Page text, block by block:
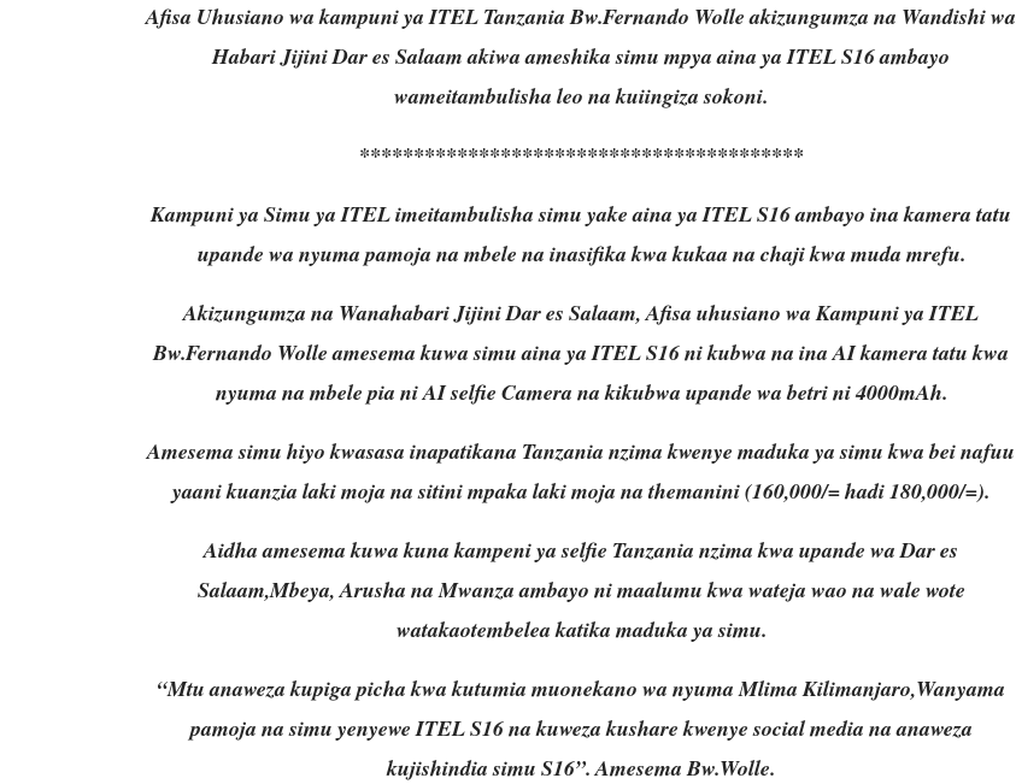
Afisa Uhusiano wa kampuni ya ITEL Tanzania Bw.Fernando Wolle akizungumza na Wandishi wa
Habari Jijini Dar es Salaam akiwa ameshika simu mpya aina ya ITEL S16 ambayo
wameitambulisha leo na kuiingiza sokoni.
*****************************************
Kampuni ya Simu ya ITEL imeitambulisha simu yake aina ya ITEL S16 ambayo ina kamera tatu
upande wa nyuma pamoja na mbele na inasifika kwa kukaa na chaji kwa muda mrefu.
Akizungumza na Wanahabari Jijini Dar es Salaam, Afisa uhusiano wa Kampuni ya ITEL
Bw.Fernando Wolle amesema kuwa simu aina ya ITEL S16 ni kubwa na ina AI kamera tatu kwa
nyuma na mbele pia ni AI selfie Camera na kikubwa upande wa betri ni 4000mAh.
Amesema simu hiyo kwasasa inapatikana Tanzania nzima kwenye maduka ya simu kwa bei nafuu
yaani kuanzia laki moja na sitini mpaka laki moja na themanini (160,000/= hadi 180,000/=).
Aidha amesema kuwa kuna kampeni ya selfie Tanzania nzima kwa upande wa Dar es
Salaam,Mbeya, Arusha na Mwanza ambayo ni maalumu kwa wateja wao na wale wote
watakaotembelea katika maduka ya simu.
“Mtu anaweza kupiga picha kwa kutumia muonekano wa nyuma Mlima Kilimanjaro,Wanyama
pamoja na simu yenyewe ITEL S16 na kuweza kushare kwenye social media na anaweza
kujishindia simu S16”. Amesema Bw.Wolle.